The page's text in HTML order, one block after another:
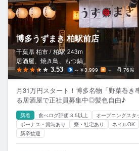
博多うずまき 柏駅前店
千葉県 柏市 / 柏駅 243m
居酒屋、焼き鳥、もつ鍋
3.53 ～￥3,999 － 76席
月31万円スタート！博多名物「野菜巻き
る居酒屋で正社員募集中◎髪色自由♪
新着 食べログ評価 3.5以上
オープニングスタ
ボーナス・賞与あり
寮・社宅あり ネイルOK
新卒歓迎